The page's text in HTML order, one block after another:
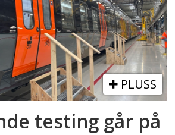
PLUSS
testing går på